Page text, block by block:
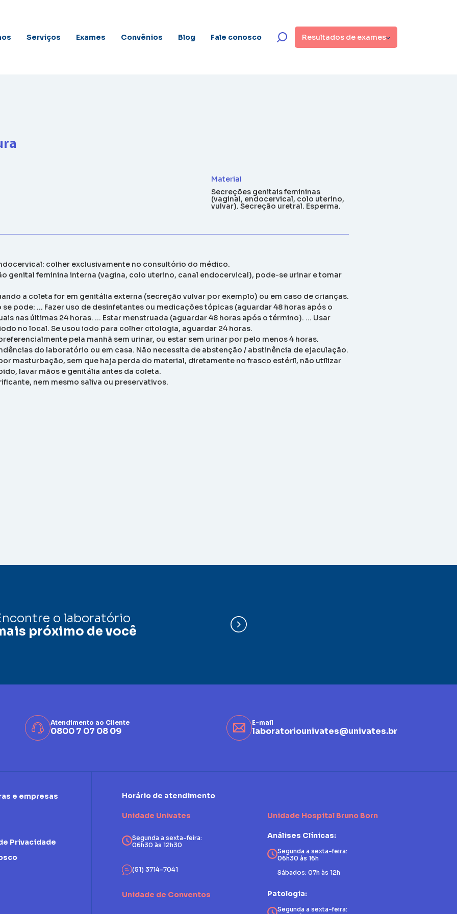
Serviços Exames Convênios Blog Fale conosco Resultados de exames
Material
Secreções genitais femininas
(vaginal, endocervical, colo uterino,
vulvar). Secreção uretral. Esperma.
colher exclusivamente no consultório do médico.
genital feminina interna (vagina, colo uterino, canal endocervical), pode-se urinar e tomar
a coleta for em genitália externa (secreção vulvar por exemplo) ou em caso de crianças.
pode: … Fazer uso de desinfetantes ou medicações tópicas (aguardar 48 horas após o
nas últimas 24 horas. … Estar menstruada (aguardar 48 horas após o término). … Usar
no local. Se usou iodo para colher citologia, aguardar 24 horas.
pela manhã sem urinar, ou estar sem urinar por pelo menos 4 horas.
do laboratório ou em casa. Não necessita de abstenção / abstinência de ejaculação.
masturbação, sem que haja perda do material, diretamente no frasco estéril, não utilizar
lavar mãos e genitália antes da coleta.
nem mesmo saliva ou preservativos.
o laboratório
próximo de você
Atendimento ao Cliente
0800 7 07 08 09
E-mail
laboratoriounivates@univates.br
e empresas
Privacidade
Horário de atendimento
Unidade Univates
Segunda a sexta-feira:
06h30 às 12h30
(51) 3714-7041
Unidade de Conventos
Unidade Hospital Bruno Born
Análises Clínicas:
Segunda a sexta-feira:
06h30 às 16h
Sábados: 07h às 12h
Patologia:
Segunda a sexta-feira: